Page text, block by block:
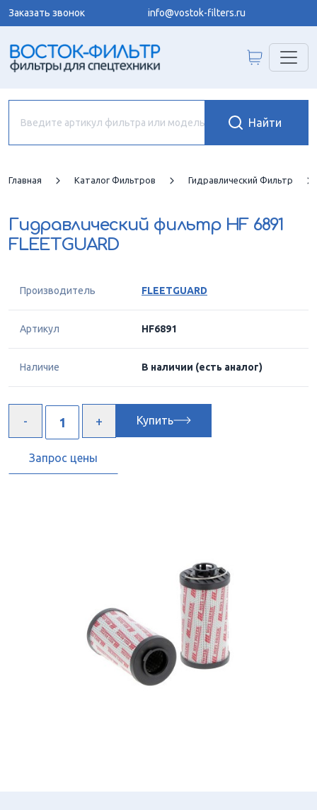
Заказать звонок info@vostok-filters.ru
Главная Каталог Фильтров Гидравлический Фильтр
Гидравлический фильтр HF 6891
FLEETGUARD
Производитель FLEETGUARD
Артикул HF6891
Наличие В наличии (есть аналог)
Купить
Запрос цены